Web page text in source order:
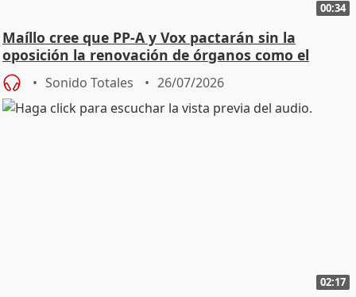
00:34
Maíllo cree que PP-A y Vox pactarán sin la
oposición la renovación de órganos como el
Defensor
Sonido Totales 26/07/2026
02:17